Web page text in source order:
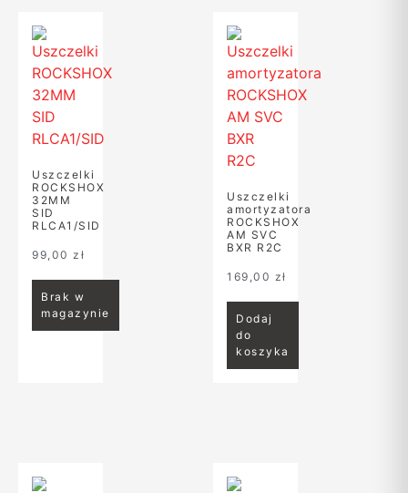
Uszczelki
ROCKSHOX
32MM
SID
RLCA1/SID
99,00 zł
Brak w
magazynie
Uszczelki
amortyzatora
ROCKSHOX
AM SVC
BXR R2C
169,00 zł
Dodaj
do
koszyka